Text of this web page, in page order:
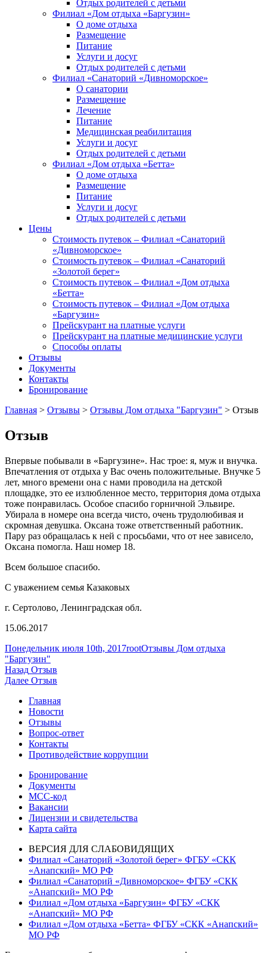
Отдых родителей с детьми
Филиал «Дом отдыха «Баргузин»
О доме отдыха
Размещение
Питание
Услуги и досуг
Отдых родителей с детьми
Филиал «Санаторий «Дивноморское»
О санатории
Размещение
Лечение
Питание
Медицинская реабилитация
Услуги и досуг
Отдых родителей с детьми
Филиал «Дом отдыха «Бетта»
О доме отдыха
Размещение
Питание
Услуги и досуг
Отдых родителей с детьми
Цены
Стоимость путевок – Филиал «Санаторий
«Дивноморское»
Стоимость путевок – Филиал «Санаторий
«Золотой берег»
Стоимость путевок – Филиал «Дом отдыха
«Бетта»
Стоимость путевок – Филиал «Дом отдыха
«Баргузин»
Прейскурант на платные услуги
Прейскурант на платные медицинские услуги
Способы оплаты
Отзывы
Документы
Контакты
Бронирование
Главная > Отзывы > Отзывы Дом отдыха "Баргузин" > Отзыв
Отзыв
Впервые побывали в «Баргузине». Нас трое: я, муж и внучка.
Впечатления от отдыха у Вас очень положительные. Внучке 5
лет, много времени она с нами проводила на детской
площадке, это ее излюбленное место, территория дома отдыха
тоже понравилась. Особое спасибо горничной Эльвире.
Убирала в номере она всегда чисто, очень трудолюбивая и
скромная девушка. Оксана тоже ответственный работник.
Пару раз обращалась к ней с просьбами, что от нее зависело,
Оксана помогла. Наш номер 18.
Всем большое спасибо.
С уважением семья Казаковых
г. Сертолово, Ленинградская обл.
15.06.2017
Опубликовано
Понедельник июля 10th, 2017Автор
rootРубрики
Отзывы Дом отдыха
"Баргузин"
Навигация
по
записям
Назад Предыдущая
запись:
Отзыв
Далее Следующая
Отзыв
Главная
Новости
Отзывы
Вопрос-ответ
Контакты
Противодействие коррупции
Бронирование
Документы
МСС-код
Вакансии
Лицензии и свидетельства
Карта сайта
ВЕРСИЯ ДЛЯ СЛАБОВИДЯЩИХ
Филиал «Санаторий «Золотой берег» ФГБУ «СКК
«Анапский» МО РФ
Филиал «Санаторий «Дивноморское» ФГБУ «СКК
«Анапский» МО РФ
Филиал «Дом отдыха «Баргузин» ФГБУ «СКК
«Анапский» МО РФ
Филиал «Дом отдыха «Бетта» ФГБУ «СКК «Анапский»
МО РФ